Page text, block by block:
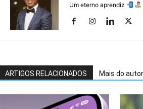
Um eterno aprendiz
ARTIGOS RELACIONADOS Mais do autor